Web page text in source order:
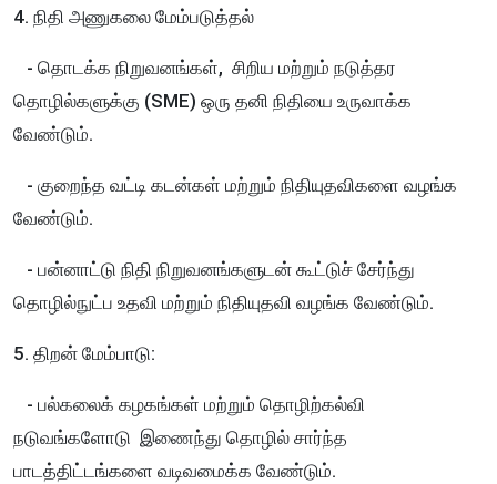
4. நிதி அணுகலை மேம்படுத்தல்
- தொடக்க நிறுவனங்கள், சிறிய மற்றும் நடுத்தர
தொழில்களுக்கு (SME) ஒரு தனி நிதியை உருவாக்க
வேண்டும்.
- குறைந்த வட்டி கடன்கள் மற்றும் நிதியுதவிகளை வழங்க
வேண்டும்.
- பன்னாட்டு நிதி நிறுவனங்களுடன் கூட்டுச் சேர்ந்து
தொழில்நுட்ப உதவி மற்றும் நிதியுதவி வழங்க வேண்டும்.
5. திறன் மேம்பாடு:
- பல்கலைக் கழகங்கள் மற்றும் தொழிற்கல்வி
நடுவங்களோடு இணைந்து தொழில் சார்ந்த
பாடத்திட்டங்களை வடிவமைக்க வேண்டும்.